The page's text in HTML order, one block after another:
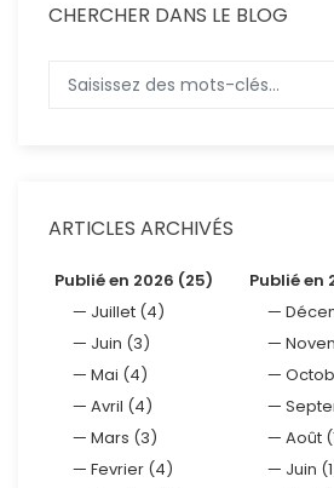
CHERCHER DANS LE BLOG
ARTICLES ARCHIVÉS
Publié en 2026 (25)
Juillet (4)
Juin (3)
Mai (4)
Avril (4)
Mars (3)
Fevrier (4)
Publié en
Août
Juin